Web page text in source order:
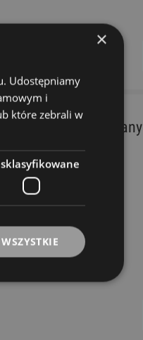
Podnóżek Drewniany
×
Udostępniamy
i
które zebrali w